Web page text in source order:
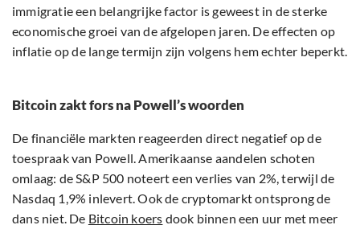
immigratie een belangrijke factor is geweest in de sterke
economische groei van de afgelopen jaren. De effecten op
inflatie op de lange termijn zijn volgens hem echter beperkt.
Bitcoin zakt fors na Powell’s woorden
De financiële markten reageerden direct negatief op de
toespraak van Powell. Amerikaanse aandelen schoten
omlaag: de S&P 500 noteert een verlies van 2%, terwijl de
Nasdaq 1,9% inlevert. Ook de cryptomarkt ontsprong de
dans niet. De Bitcoin koers dook binnen een uur met meer